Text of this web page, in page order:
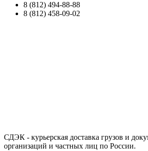
8 (812) 494-88-88
8 (812) 458-09-02
СДЭК - курьерская доставка грузов и
организаций и частных лиц по России.